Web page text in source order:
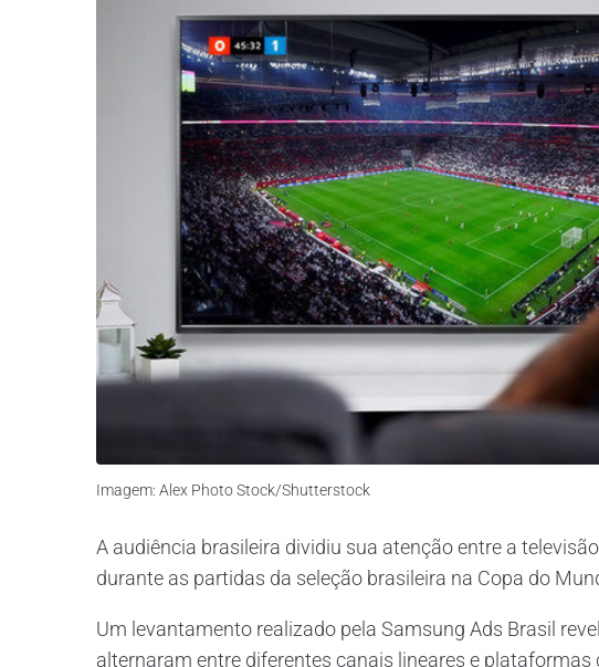
Imagem: Alex Photo Stock/Shutterstock
A audiência brasileira dividiu sua atenção entre a
durante as partidas da seleção brasileira na Copa do
Um levantamento realizado pela Samsung Ads Brasil
alternaram entre diferentes canais lineares e